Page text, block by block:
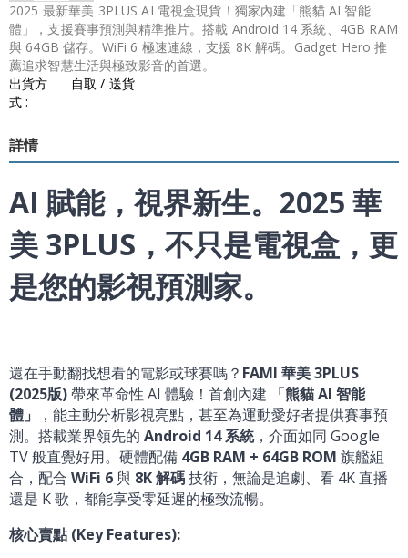
2025 最新華美 3PLUS AI 電視盒現貨！獨家內建「熊貓 AI 智能
體」，支援賽事預測與精準推片。搭載 Android 14 系統、4GB RAM
與 64GB 儲存。WiFi 6 極速連線，支援 8K 解碼。Gadget Hero 推
薦追求智慧生活與極致影音的首選。
出貨方
式 :
自取 / 送貨
詳情
AI 賦能，視界新生。2025 華
美 3PLUS，不只是電視盒，更
是您的影視預測家。
還在手動翻找想看的電影或球賽嗎？ FAMI 華美 3PLUS
(2025版)帶來革命性 AI 體驗！首創內建
「熊貓 AI 智能
體」
，能主動分析影視亮點，甚至為運動愛好者提供賽事預
測。搭載業界領先的 Android 14 系統，介面如同 Google
TV 般直覺好用。硬體配備 4GB RAM + 64GB ROM 旗艦組
合，配合 WiFi 6與 8K 解碼技術，無論是追劇、看 4K 直播
還是 K 歌，都能享受零延遲的極致流暢。
核心賣點 (Key Features):